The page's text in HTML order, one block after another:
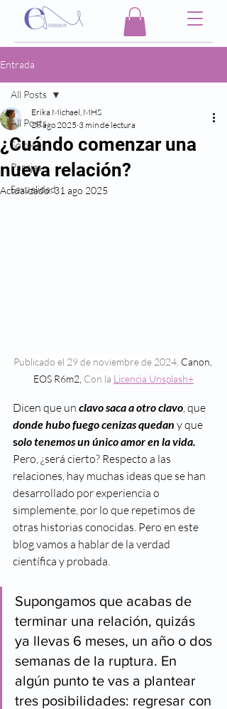
Entrada
All Posts
Solteros
Parejas
Sexualidad
All Posts
¿Cuándo comenzar una
nueva relación?
Erika Michael, MHS
28 ago 2025 3 min de lectura
Actualizado:31 ago 2025
Publicado el 29 de noviembre de 2024, Canon,
EOS R6m2, Con la Licencia Unsplash+
Dicen que un clavo saca a otro clavo , que
donde hubo fuego cenizas quedan y que
solo tenemos un único amor en la vida.
Pero, ¿será cierto? Respecto a las
relaciones, hay muchas ideas que se han
desarrollado por experiencia o
simplemente, por lo que repetimos de
otras historias conocidas. Pero en este
blog vamos a hablar de la verdad
científica y probada.
Supongamos que acabas de
terminar una relación, quizás
ya llevas 6 meses, un año o dos
semanas de la ruptura. En
algún punto te vas a plantear
tres posibilidades: regresar con